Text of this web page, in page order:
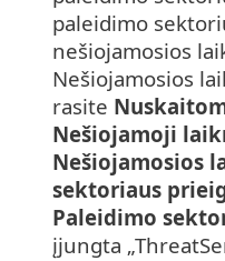
paleidimo
nešiojamosios
Nešiojamosios
rasite
Nešiojamoji
Nešiojamosios
sektoriaus
Paleidimo
įjungta